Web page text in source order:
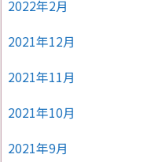
2022年2月
2021年12月
2021年11月
2021年10月
2021年9月